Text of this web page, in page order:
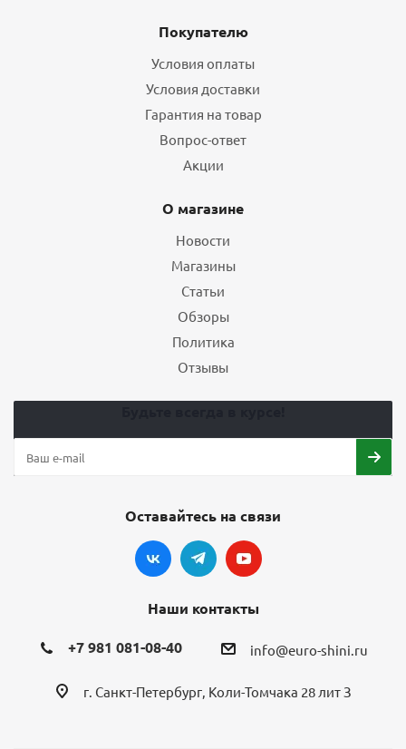
Покупателю
Условия оплаты
Условия доставки
Гарантия на товар
Вопрос-ответ
Акции
О магазине
Новости
Магазины
Статьи
Обзоры
Политика
Отзывы
Оставайтесь на связи
Наши контакты
+7 981 081-08-40 info@euro-shini.ru
г. Санкт-Петербург, Коли-Томчака 28 лит З